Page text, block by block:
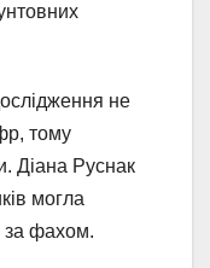
не
тому
Діана Руснак
могла
за фахом.